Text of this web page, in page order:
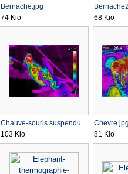
Bernache.jpg
74 Kio
68 Kio
Chauve-souris suspendu...
103 Kio
Chevre.jpg
81 Kio